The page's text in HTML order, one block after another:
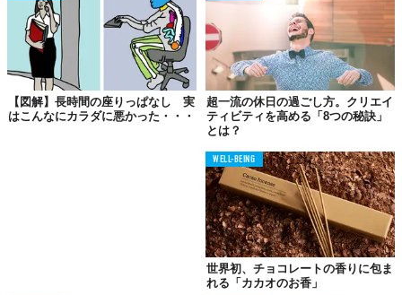
【図解】長時間の座りっぱなし 実
はこんなにカラダに悪かった・・・
超一流の休日の過ごし方。クリエイ
ティビティを高める「8つの秘訣」
とは？
WELL-BEING
世界初、チョコレートの香りに包ま
れる「カカオのお香」